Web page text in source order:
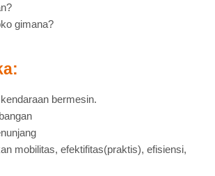
gimana?
bermesin.
mobilitas, efektifitas(praktis), efisiensi,